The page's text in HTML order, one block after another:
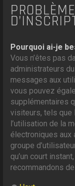
Pourquoi ai-je
Vous n’êtes pas
administrateurs
messages aux
vous pouvez
supplémentaires
visiteurs, tels que
l’utilisation de la
électroniques aux
groupe
qu’un court
recommandons